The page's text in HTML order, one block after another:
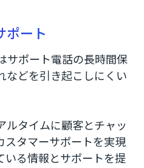
ポート
サポート電話の長時間保
などを引き起こしにくい
ルタイムに顧客とチャッ
スタマーサポートを実現
いる情報とサポートを提